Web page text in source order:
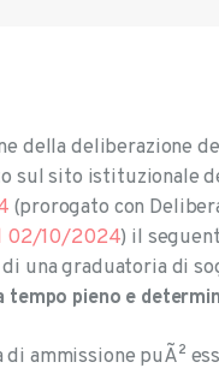
della deliberazione
sul sito istituzionale
(prorogato con
02/10/2024) il
una graduatoria di
tempo pieno e
di ammissione puÃ²